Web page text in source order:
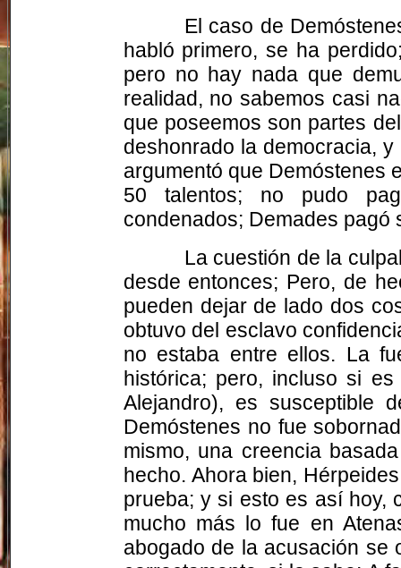
El caso de
habló primero, se ha
pero no hay nada que
realidad, no sabemos casi
que poseemos son partes
deshonrado la democracia,
argumentó que Demóstenes
50 talentos; no pudo
condenados; Demades pagó
La cuestión de la
desde entonces; Pero, de
pueden dejar de lado dos
obtuvo del esclavo
no estaba entre ellos. La
histórica; pero, incluso si
Alejandro), es susceptible
Demóstenes no fue
mismo, una creencia
hecho. Ahora bien,
prueba; y si esto es así hoy,
mucho más lo fue en
abogado de la acusación se